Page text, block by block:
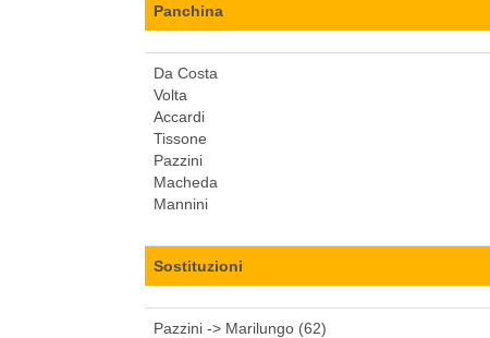
Panchina
Da Costa
Volta
Accardi
Tissone
Pazzini
Macheda
Mannini
Sostituzioni
Pazzini -> Marilungo (62)